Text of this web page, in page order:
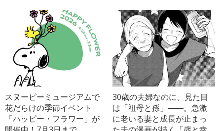
スヌーピーミュージアムで
花だらけの季節イベント
「ハッピー・フラワー」が
30歳の夫婦なのに、見た目
は「祖母と孫」――。急激
に老いる妻と成長が止まっ